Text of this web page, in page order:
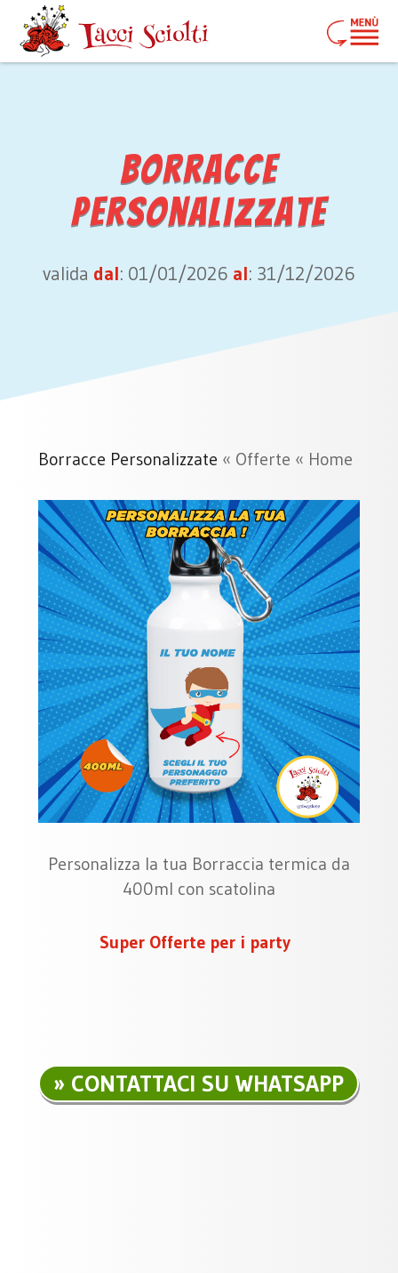
Borracce
Personalizzate
valida dal: 01/01/2026 al: 31/12/2026
Borracce Personalizzate « Offerte « Home
Personalizza la tua Borraccia termica da
400ml con scatolina
Super Offerte per i party
CONTATTACI SU WHATSAPP